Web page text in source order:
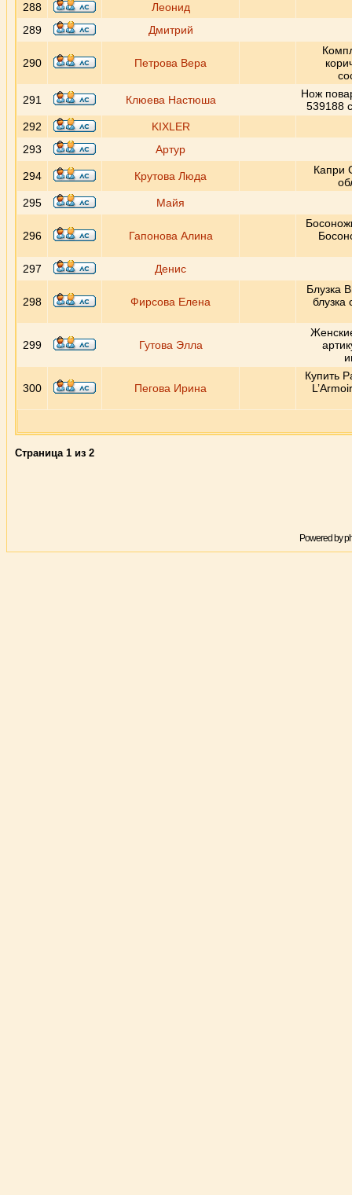
288
Леонид
289
Дмитрий
290 Петрова Вера
291
Клюева Настюша
Нож
539188
292
KIXLER
293
Артур
294 Крутова Люда
Капри
295
Майя
296 Гапонова Алина
297 Денис
298 Фирсова Елена
Блузка
блузка
299 Гутова Элла
300 Пегова Ирина
Купить
Страница 1 из 2
Powered by